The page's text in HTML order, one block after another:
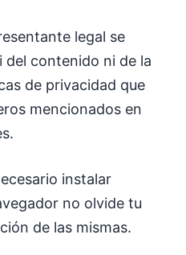
legal se
del contenido ni de la
de privacidad que
mencionados en
instalar
no olvide tu
de las mismas.